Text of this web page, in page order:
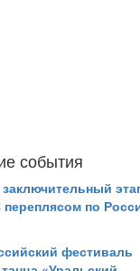
события
переплясом по
фестиваль